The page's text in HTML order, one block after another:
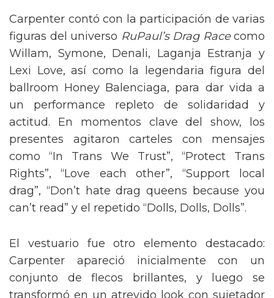
Carpenter contó con la participación de varias
figuras del universo RuPaul’s Drag Racecomo
Willam, Symone, Denali, Laganja Estranja y
Lexi Love, así como la legendaria figura del
ballroom Honey Balenciaga, para dar vida a
un performance repleto de solidaridad y
actitud. En momentos clave del show, los
presentes agitaron carteles con mensajes
como “In Trans We Trust”, “Protect Trans
Rights”, “Love each other”, “Support local
drag”, “Don’t hate drag queens because you
can’t read” y el repetido “Dolls, Dolls, Dolls”.
El vestuario fue otro elemento destacado:
Carpenter apareció inicialmente con un
conjunto de flecos brillantes, y luego se
transformó en un atrevido look con sujetador